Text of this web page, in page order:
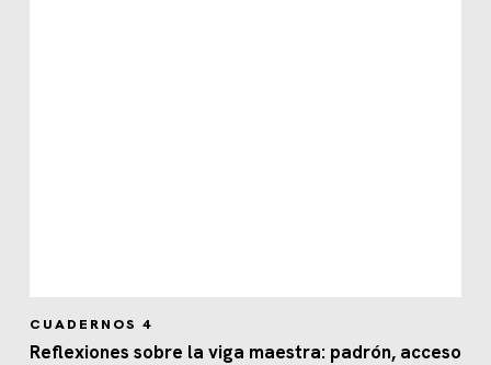
CUADERNOS 4
Reflexiones sobre la viga maestra: padrón, acceso